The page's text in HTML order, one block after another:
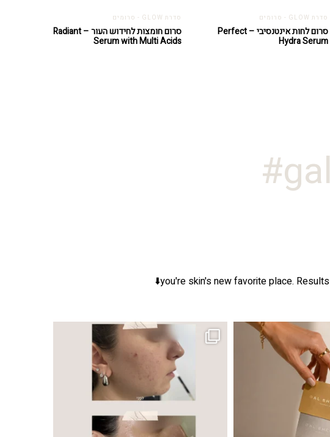
סדרת GLOW - סרומים
סרום לחות אינטנסיבי – Perfect
Hydra Serum
סדרת GLOW - סרומים
סרום חומצות לחידוש העור – Radiant
Serum with Multi Acids
you're skin's new favorite place.
ביותר בעור, אך לכל עור